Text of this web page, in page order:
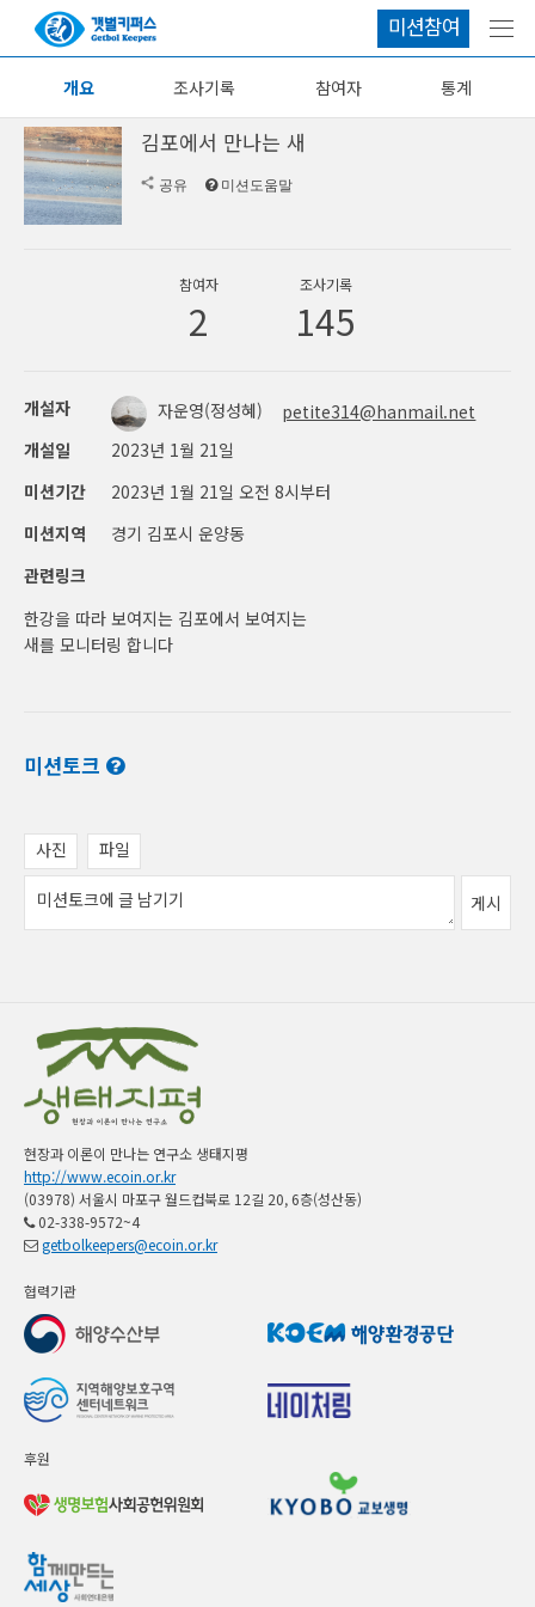
메
미션참여
개요 조사기록 참여자 통계
김포에서 만나는 새
공유 미션도움말
참여자
2
조사기록
145
개설자 자운영(정성혜)
petite314@hanmail.net
개설일
2023년 1월 21일
미션기간
2023년 1월 21일 오전 8시부터
미션지역
경기 김포시 운양동
관련링크
한강을 따라 보여지는 김포에서 보여지는
새를 모니터링 합니다
미션토크
사진 파일
게시
현장과 이론이 만나는 연구소 생태지평
http://www.ecoin.or.kr
(03978) 서울시 마포구 월드컵북로 12길 20, 6층(성산동)
02-338-9572~4
getbolkeepers@ecoin.or.kr
협력기관
후원